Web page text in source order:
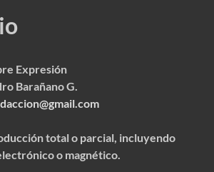
Expresión
Barañano G.
total o parcial, incluyendo
o magnético.